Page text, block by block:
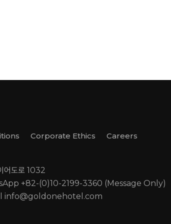
Corporate Ethics
Careers
어도로 1032
+82-(0)10-2199-3360 (Message Only)
info@goldonehotel.com